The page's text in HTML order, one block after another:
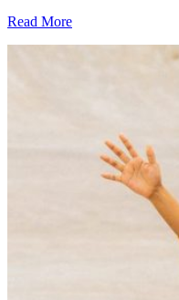
Read More